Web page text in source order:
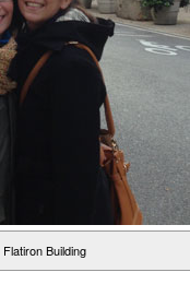
Flatiron Building